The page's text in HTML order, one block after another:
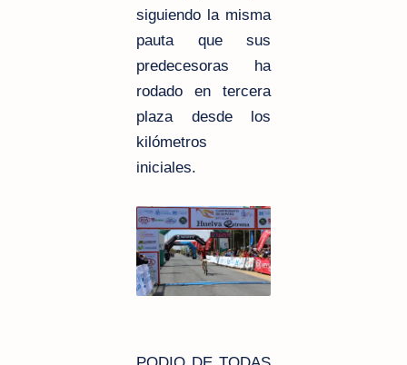
siguiendo la misma
pauta que sus
predecesoras ha
rodado en tercera
plaza desde los
kilómetros
iniciales.